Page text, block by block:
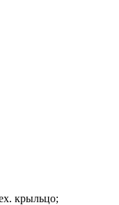
крыльцо;